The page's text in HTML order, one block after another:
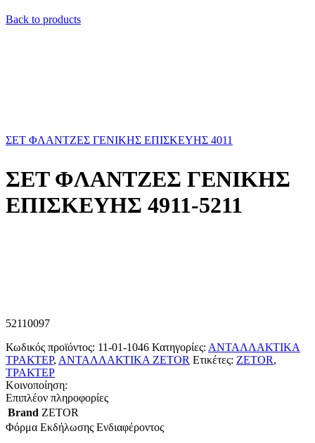
Back to products
ΣΕΤ ΦΛΑΝΤΖΕΣ ΓΕΝΙΚΗΣ ΕΠΙΣΚΕΥΗΣ 4011
ΣΕΤ ΦΛΑΝΤΖΕΣ ΓΕΝΙΚΗΣ
ΕΠΙΣΚΕΥΗΣ 4911-5211
52110097
Κωδικός προϊόντος: 11-01-1046 Κατηγορίες: ΑΝΤΑΛΛΑΚΤΙΚΑ
ΤΡΑΚΤΕΡ, ΑΝΤΑΛΛΑΚΤΙΚΑ ZETOR Ετικέτες: ZETOR,
ΤΡΑΚΤΕΡ
Κοινοποίηση:
Επιπλέον πληροφορίες
Brand ZETOR
Φόρμα Εκδήλωσης Ενδιαφέροντος